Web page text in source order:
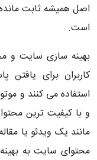
اصل همیشه ثابت
است.
بهینه سازی سایت و
کاربران برای
استفاده می کنند و
و با کیفیت ترین محتوا
مانند یک ویدئو یا
محتوای سایت به